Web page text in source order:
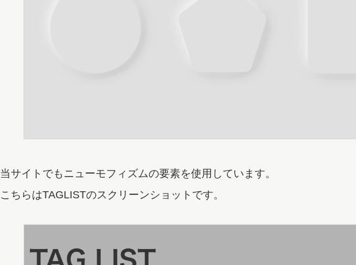
当サイトでもニューモフィズムの要素を使用しています。
こちらはTAGLISTのスクリーンショットです。